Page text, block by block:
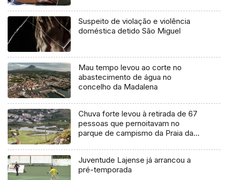
Suspeito de violação e violência
doméstica detido São Miguel
Mau tempo levou ao corte no
abastecimento de água no
concelho da Madalena
Chuva forte levou à retirada de 67
pessoas que pernoitavam no
parque de campismo da Praia da
Juventude Lajense já arrancou a
pré-temporada